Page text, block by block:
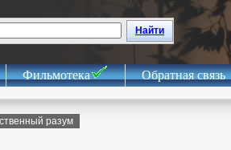
Найти
Фильмотека Обратная связь
разум